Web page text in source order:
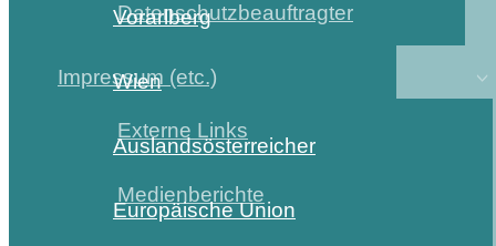
Datenschutzbeauftragter
Impressum (etc.)
Externe Links
Medienberichte
Vorarlberg
Wien
Auslandsösterreicher
Europäische Union